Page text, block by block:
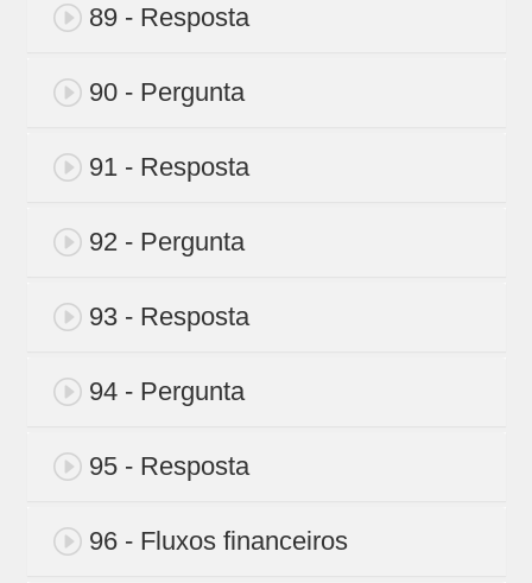
89 - Resposta
90 - Pergunta
91 - Resposta
92 - Pergunta
93 - Resposta
94 - Pergunta
95 - Resposta
96 - Fluxos financeiros